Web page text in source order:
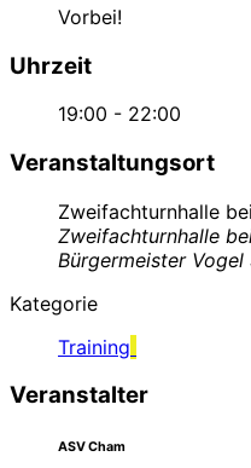
Vorbei!
Uhrzeit
19:00 - 22:00
Veranstaltungsort
Zweifachturnhalle
Zweifachturnhalle
Bürgermeister
Kategorie
Training
Veranstalter
ASV Cham